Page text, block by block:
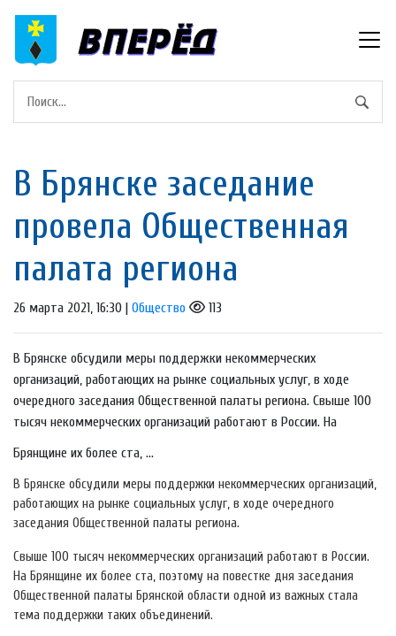
В Брянске заседание
провела Общественная
палата региона
26 марта 2021, 16:30 | Общество 113
В Брянске обсудили меры поддержки некоммерческих
организаций, работающих на рынке социальных услуг, в ходе
очередного заседания Общественной палаты региона. Свыше 100
тысяч некоммерческих организаций работают в России. На
Брянщине их более ста, ...
В Брянске обсудили меры поддержки некоммерческих организаций,
работающих на рынке социальных услуг, в ходе очередного
заседания Общественной палаты региона.
Свыше 100 тысяч некоммерческих организаций работают в России.
На Брянщине их более ста, поэтому на повестке дня заседания
Общественной палаты Брянской области одной из важных стала
тема поддержки таких объединений.